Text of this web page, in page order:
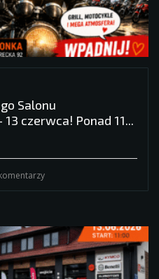
Salonu
czerwca! Ponad 11...